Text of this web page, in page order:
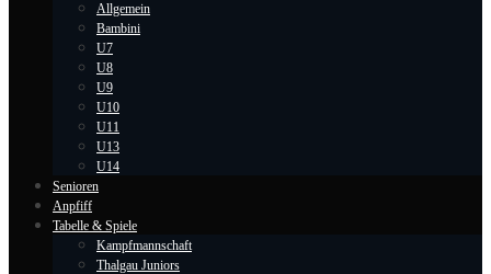
Allgemein
Bambini
U7
U8
U9
U10
U11
U13
U14
Senioren
Anpfiff
Tabelle & Spiele
Kampfmannschaft
Thalgau Juniors